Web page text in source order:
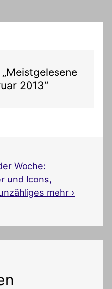
2013“
Woche:
und Icons,
mehr ›